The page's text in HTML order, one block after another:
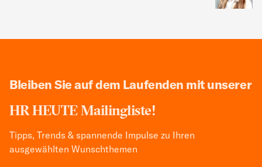
Bleiben Sie auf dem Laufenden mit unserer
HR HEUTE Mailingliste!
Tipps, Trends & spannende Impulse zu Ihren
ausgewählten Wunschthemen